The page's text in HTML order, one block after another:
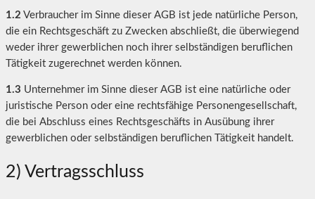
1.2 Verbraucher im Sinne dieser AGB ist jede natürliche Person,
die ein Rechtsgeschäft zu Zwecken abschließt, die überwiegend
weder ihrer gewerblichen noch ihrer selbständigen beruflichen
Tätigkeit zugerechnet werden können.
1.3 Unternehmer im Sinne dieser AGB ist eine natürliche oder
juristische Person oder eine rechtsfähige Personengesellschaft,
die bei Abschluss eines Rechtsgeschäfts in Ausübung ihrer
gewerblichen oder selbständigen beruflichen Tätigkeit handelt.
2) Vertragsschluss